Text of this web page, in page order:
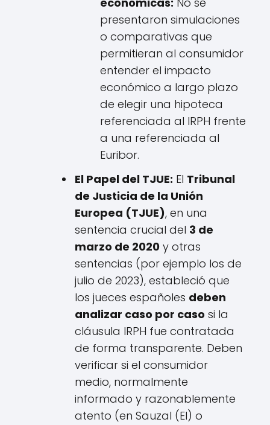
presentaron simulaciones
o comparativas que
permitieran al consumidor
entender el impacto
económico a largo plazo
de elegir una hipoteca
referenciada al IRPH frente
a una referenciada al
Euribor.
El Papel del TJUE: El Tribunal
de Justicia de la Unión
Europea (TJUE), en una
sentencia crucial del 3 de
marzo de 2020 y otras
sentencias (por ejemplo los de
julio de 2023), estableció que
los jueces españoles deben
analizar caso por caso si la
cláusula IRPH fue contratada
de forma transparente. Deben
verificar si el consumidor
medio, normalmente
informado y razonablemente
atento (en Sauzal (El) o